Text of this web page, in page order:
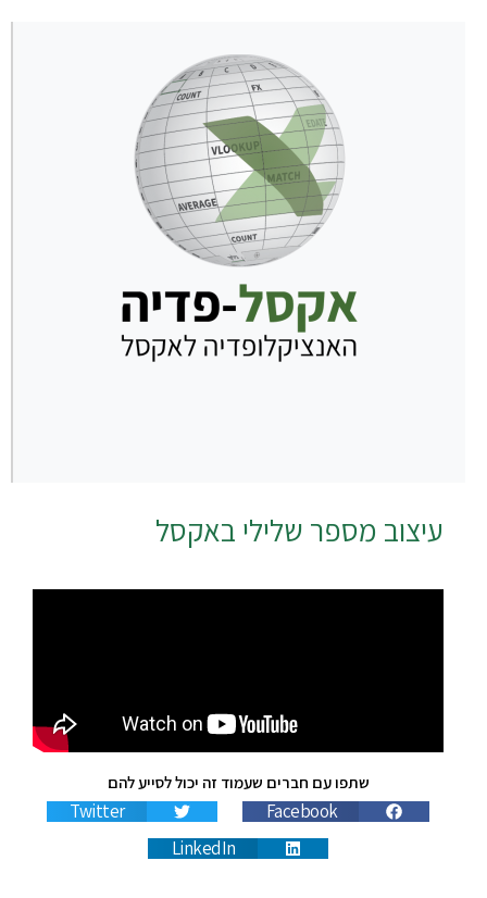
עיצוב מספר שלילי באקסל
שתפו עם חברים שעמוד זה יכול לסייע להם
Facebook
Twitter
LinkedIn